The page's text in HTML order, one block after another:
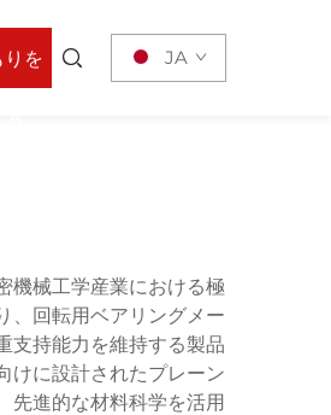
りを JA
機械工学産業における極
、回転用ベアリングメー
支持能力を維持する製品
けに設計されたプレーン
先進的な材料科学を活用